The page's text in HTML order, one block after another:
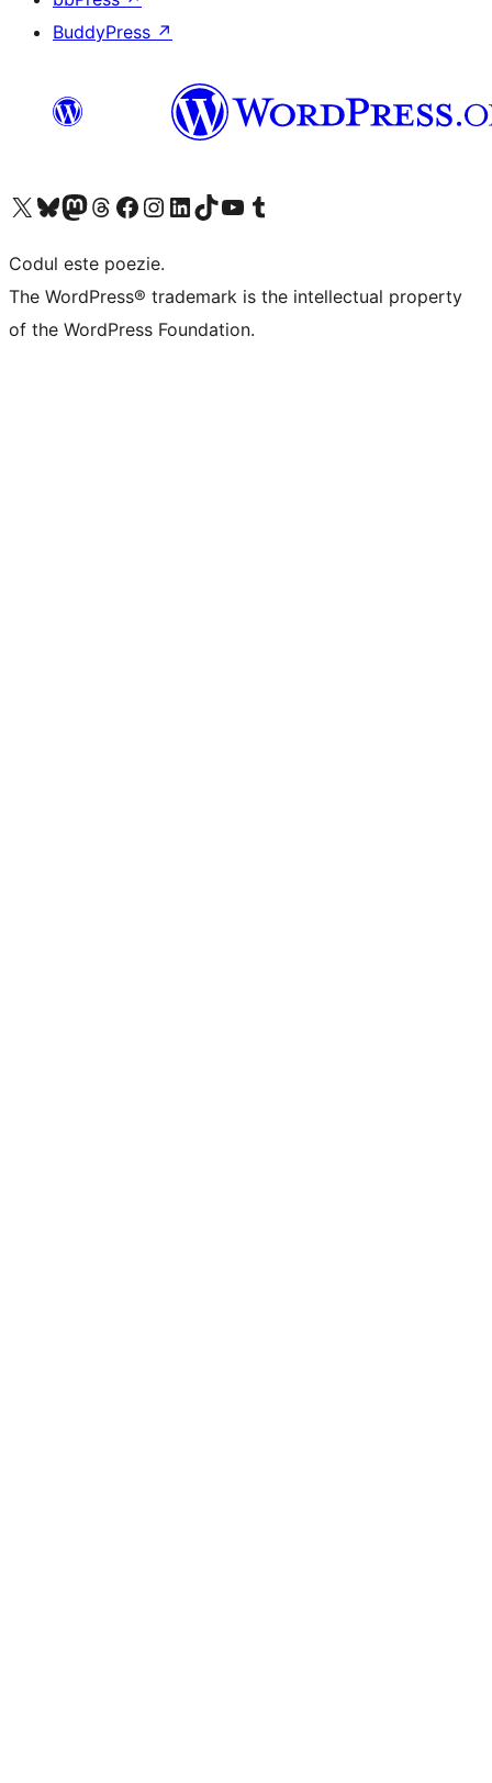
BuddyPress ↗
Mergi la contul nostru X (fost Twitter)
Vizitează contul nostru Bluesky
Vizitează contul nostru Mastodon
Vizitează contul nostru Threads
Vizitează pagina noastră Facebook
Vizitează-ne pe Instagram
Vizitează-ne pe LinkedIn
Vizitează contul nostru TikTok
Vizitează canalul nostru YouTube
Vizitează contul nostru Tumblr
Codul este poezie.
The WordPress® trademark is the intellectual property
of the WordPress Foundation.